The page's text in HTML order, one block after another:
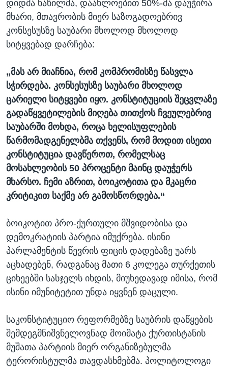
დიდმა ნაწილმა, დაახლოებით 50%-მა დაუჭირა
მხარი, მთავრობის მიერ საზოგადოებრივ
კონსესუსზე საუბარი მხოლოდ მხოლოდ
სიტყვებად დარჩება:
„მას არ მიაჩნია, რომ კომპრომისზე წასვლა
სჭირდება. კონსესუსზე საუბარი მხოლოდ
ცარიელი სიტყვები იყო. კონსტიტუციის შეცვლაზე
გადაწყვეტილების მიღება თითქოს ჩვეულებრივ
საუბარში მოხდა, როცა ხელისუფლების
წარმომადგენელბმა თქვენს, რომ მოდით ისეთი
კონსტიტუცია დავწეროთ, რომელსაც
მოსახლეობის 50 პროცენტი მაინც დაუჭერს
მხარსო. ჩემი აზრით, ბოიკოტითა და მკაცრი
კრიტიკით საქმე არ გამოსწორდება.“
ბოიკოტით პრო-ქურთული მშვიდობისა და
დემოკრატიის პარტია იმუქრება. ისინი
პარლამენტის წევრის ფიცის დადებაზე უარს
აცხადებენ, რადგანაც მათი 6 კოლეგა თურქეთის
ციხეებში სასჯელს იხდის, მიუხედავად იმისა, რომ
ისინი იმუნიტეტით უნდა იყვნენ დაცული.
საკონსტიტუციო რეფორმებზე საუბრის დაწყების
შემდეგმნიშვნელოვნად მოიმატა ქურთისტანის
მუშათა პარტიის მიერ ორგანიზებულმა
ტერორისტულმა თავდასხმებმა. პოლიტოლოგი